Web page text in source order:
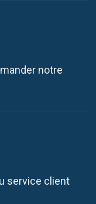
notre
service client